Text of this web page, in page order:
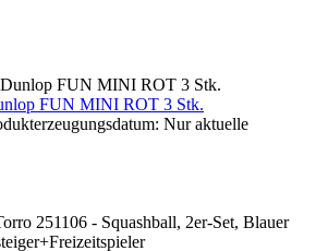
FUN MINI ROT 3 Stk.
Nur aktuelle